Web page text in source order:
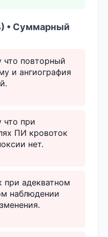
• Суммарный
что повторный
и ангиография
что при
ПИ кровоток
нет.
при адекватном
наблюдении